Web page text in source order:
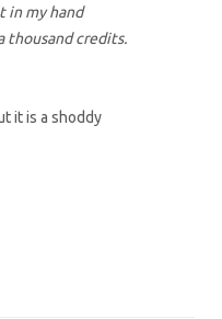
in my hand
thousand credits.
it is a shoddy